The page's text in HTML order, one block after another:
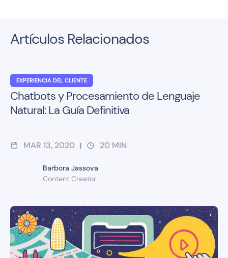
Artículos Relacionados
EXPERIENCIA DEL CLIENTE
Chatbots y Procesamiento de Lenguaje
Natural: La Guía Definitiva
MAR 13, 2020 | 20 MIN
Barbora Jassova
Content Creator